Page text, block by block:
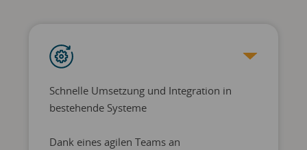
Schnelle Umsetzung und Integration in
bestehende Systeme
Dank eines agilen Teams an